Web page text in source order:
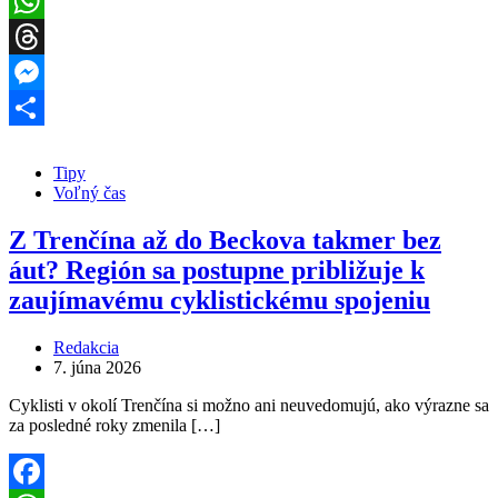
WhatsApp
Threads
Messenger
Tipy
Voľný čas
Z Trenčína až do Beckova takmer bez
áut? Región sa postupne približuje k
zaujímavému cyklistickému spojeniu
Redakcia
7. júna 2026
Cyklisti v okolí Trenčína si možno ani neuvedomujú, ako výrazne sa
za posledné roky zmenila […]